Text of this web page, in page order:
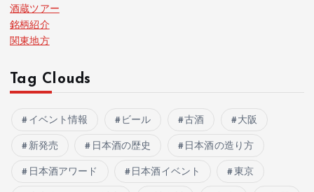
酒蔵ツアー
銘柄紹介
関東地方
Tag Clouds
イベント情報 ビール 古酒 大阪
新発売 日本酒の歴史 日本酒の造り方
日本酒アワード 日本酒イベント 東京